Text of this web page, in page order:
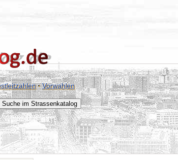
·Vorwahlen